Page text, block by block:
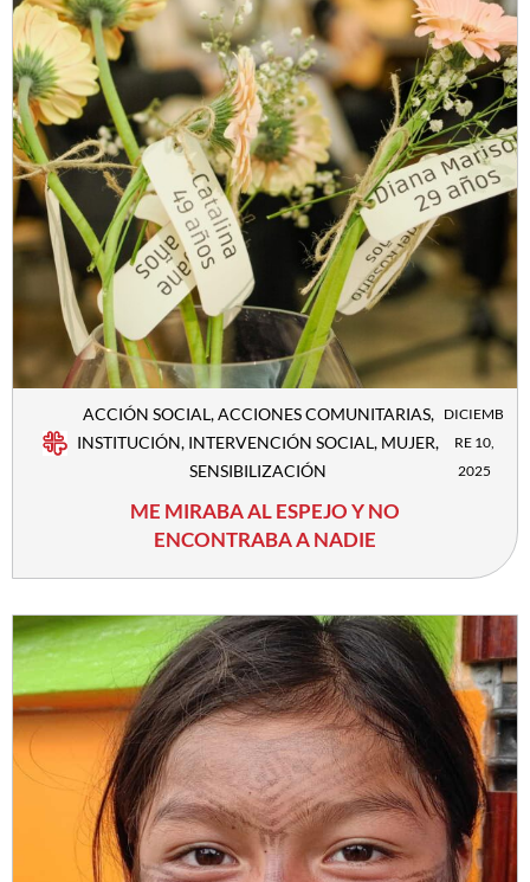
ACCIÓN SOCIAL,ACCIONES COMUNITARIAS,
INSTITUCIÓN, INTERVENCIÓN SOCIAL, MUJER,
SENSIBILIZACIÓN
DICIEMB
RE 10,
2025
ME MIRABA AL ESPEJO Y NO
ENCONTRABA A NADIE